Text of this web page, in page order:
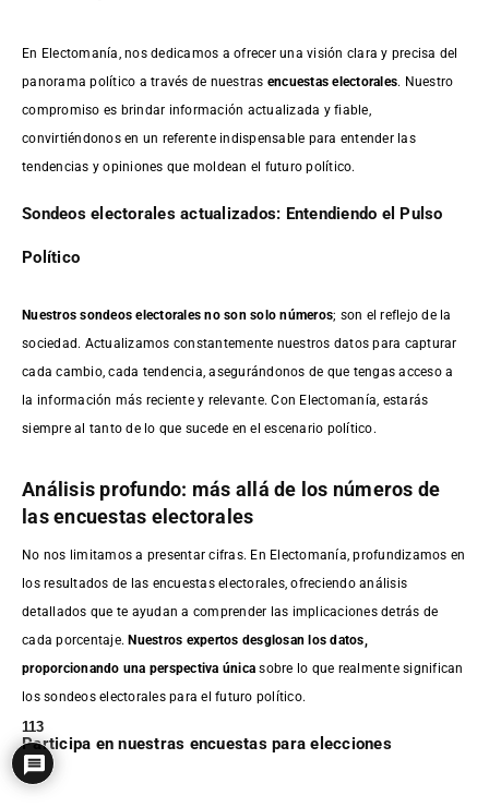
En Electomanía, nos dedicamos a ofrecer una visión clara y precisa del
panorama político a través de nuestras encuestas electorales. Nuestro
compromiso es brindar información actualizada y fiable,
convirtiéndonos en un referente indispensable para entender las
tendencias y opiniones que moldean el futuro político.
Sondeos electorales actualizados: Entendiendo el Pulso
Político
Nuestros sondeos electorales no son solo números; son el reflejo de la
sociedad. Actualizamos constantemente nuestros datos para capturar
cada cambio, cada tendencia, asegurándonos de que tengas acceso a
la información más reciente y relevante. Con Electomanía, estarás
siempre al tanto de lo que sucede en el escenario político.
Análisis profundo: más allá de los números de
las encuestas electorales
No nos limitamos a presentar cifras. En Electomanía, profundizamos en
los resultados de las encuestas electorales, ofreciendo análisis
detallados que te ayudan a comprender las implicaciones detrás de
cada porcentaje. Nuestros expertos desglosan los datos,
proporcionando una perspectiva única sobre lo que realmente significan
los sondeos electorales para el futuro político.
Participa en nuestras encuestas para elecciones
113